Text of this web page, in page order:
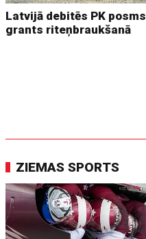
Latvijā debitēs PK posms
grants riteņbraukšanā
ZIEMAS SPORTS